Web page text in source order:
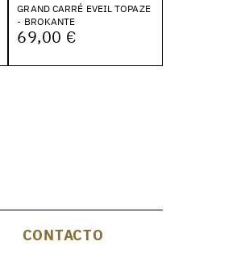
GRAND CARRÉ EVEIL TOPAZE
- BROKANTE
69,00 €
CONTACTO